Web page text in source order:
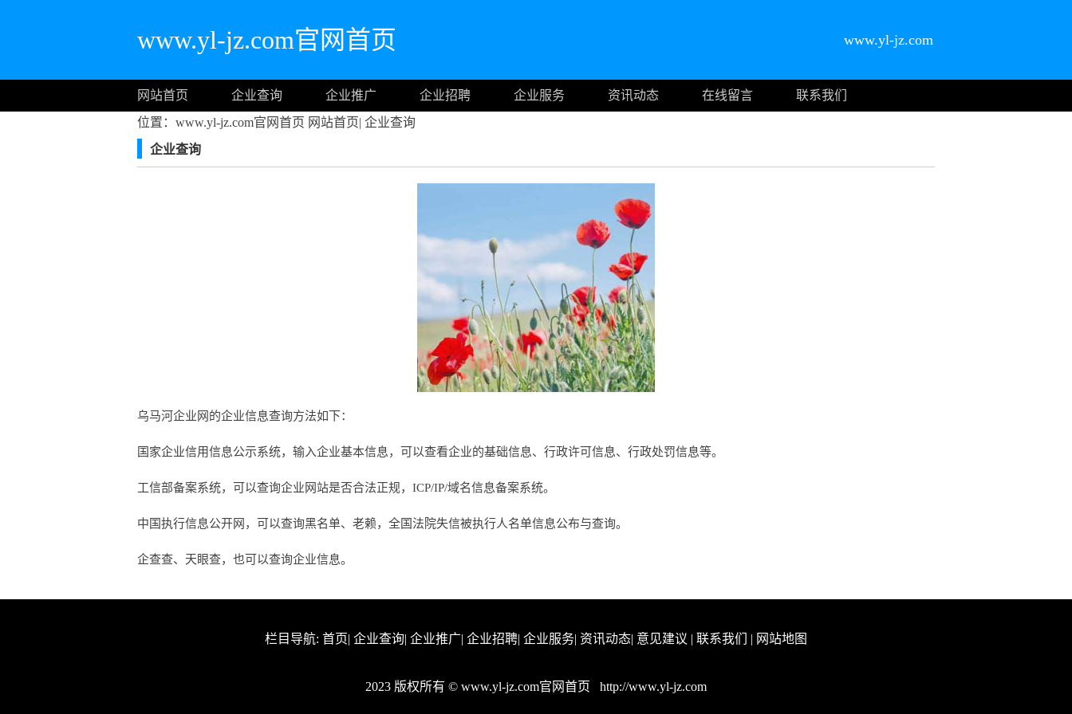
www.yl-jz.com官网首页 www.yl-jz.com
网站首页 企业查询 企业推广 企业招聘 企业服务 资讯动态 在线留言
联系我们
位置：www.yl-jz.com官网首页 网站首页| 企业查询
企业查询
乌马河企业网的企业信息查询方法如下：
国家企业信用信息公示系统，输入企业基本信息，可以查看企业的基础信息、行政许可信息、行政处罚信息等。
工信部备案系统，可以查询企业网站是否合法正规，ICP/IP/域名信息备案系统。
中国执行信息公开网，可以查询黑名单、老赖，全国法院失信被执行人名单信息公布与查询。
企查查、天眼查，也可以查询企业信息。
栏目导航: 首页| 企业查询| 企业推广| 企业招聘| 企业服务| 资讯动态| 意见建议 | 联系我们 | 网站地图
2023 版权所有 © www.yl-jz.com官网首页 http://www.yl-jz.com